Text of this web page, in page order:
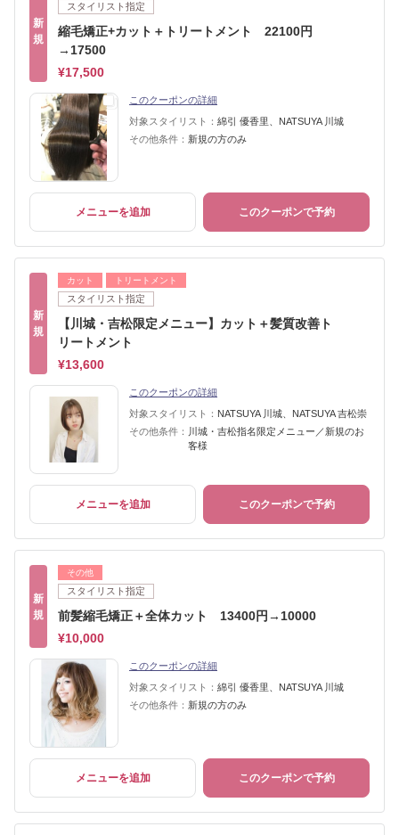
新
規
スタイリスト指定
縮毛矯正+カット＋トリートメント 22100円
→17500
¥17,500
このクーポンの詳細
対象スタイリスト： 綿引 優香里、NATSUYA 川城
その他条件： 新規の方のみ
メニューを追加 このクーポンで予約
新
規
カット トリートメント
スタイリスト指定
【川城・吉松限定メニュー】カット＋髪質改善ト
リートメント
¥13,600
このクーポンの詳細
対象スタイリスト： NATSUYA 川城、NATSUYA 吉松崇
その他条件：
川城・吉松指名限定メニュー／新規のお
客様
メニューを追加 このクーポンで予約
新
規
その他
スタイリスト指定
前髪縮毛矯正＋全体カット 13400円→10000
¥10,000
このクーポンの詳細
対象スタイリスト： 綿引 優香里、NATSUYA 川城
その他条件： 新規の方のみ
メニューを追加 このクーポンで予約